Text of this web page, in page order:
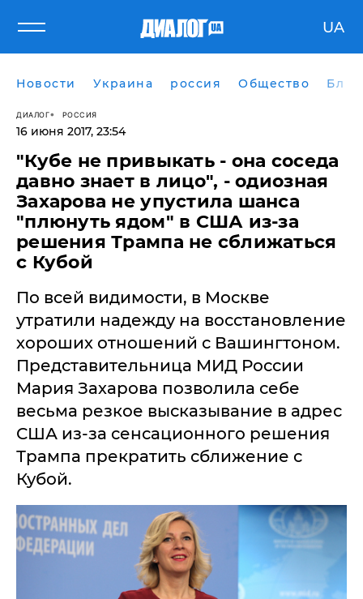
UA
Новости Украина россия Общество
ДИАЛОГ РОССИЯ
16 июня 2017, 23:54
​"Кубе не привыкать - она соседа
давно знает в лицо", - одиозная
Захарова не упустила шанса
"плюнуть ядом" в США из-за
решения Трампа не сближаться
с Кубой
По всей видимости, в Москве
утратили надежду на восстановление
хороших отношений с Вашингтоном.
Представительница МИД России
Мария Захарова позволила себе
весьма резкое высказывание в адрес
США из-за сенсационного решения
Трампа прекратить сближение с
Кубой.